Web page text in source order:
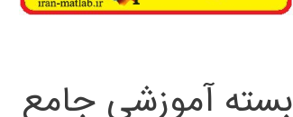
بسته آموزشی جامع